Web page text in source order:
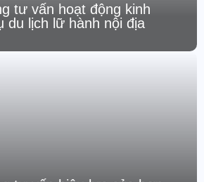
tư vấn hoạt động kinh
du lịch lữ hành nội địa